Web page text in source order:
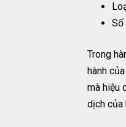
Số
Trong
hành
mà hiệu
dịch của